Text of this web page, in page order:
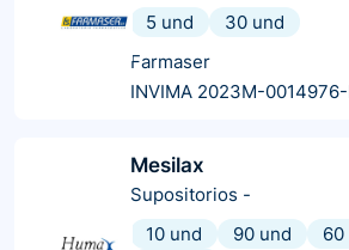
5 und
30 und
Farmaser
INVIMA 2023M-0014976-
Mesilax
Supositorios -
10 und
90 und 60